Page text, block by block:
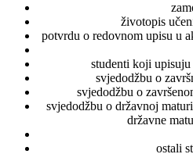
životopis
potvrdu o redovnom upisu u
studenti koji
svjedodžbu o
svjedodžbu o
svjedodžbu o državnoj
državne
ostali